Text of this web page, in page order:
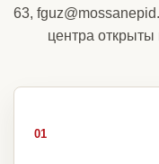
63,
центра открыты
01